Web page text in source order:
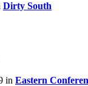
Dirty South
in Eastern